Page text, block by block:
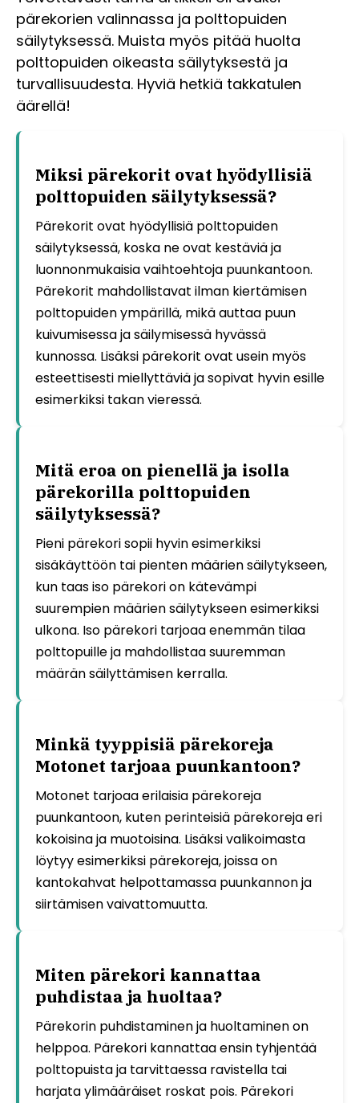
pärekorien valinnassa ja polttopuiden
säilytyksessä. Muista myös pitää huolta
polttopuiden oikeasta säilytyksestä ja
turvallisuudesta. Hyviä hetkiä takkatulen
äärellä!
Miksi pärekorit ovat hyödyllisiä
polttopuiden säilytyksessä?
Pärekorit ovat hyödyllisiä polttopuiden
säilytyksessä, koska ne ovat kestäviä ja
luonnonmukaisia vaihtoehtoja puunkantoon.
Pärekorit mahdollistavat ilman kiertämisen
polttopuiden ympärillä, mikä auttaa puun
kuivumisessa ja säilymisessä hyvässä
kunnossa. Lisäksi pärekorit ovat usein myös
esteettisesti miellyttäviä ja sopivat hyvin esille
esimerkiksi takan vieressä.
Mitä eroa on pienellä ja isolla
pärekorilla polttopuiden
säilytyksessä?
Pieni pärekori sopii hyvin esimerkiksi
sisäkäyttöön tai pienten määrien säilytykseen,
kun taas iso pärekori on kätevämpi
suurempien määrien säilytykseen esimerkiksi
ulkona. Iso pärekori tarjoaa enemmän tilaa
polttopuille ja mahdollistaa suuremman
määrän säilyttämisen kerralla.
Minkä tyyppisiä pärekoreja
Motonet tarjoaa puunkantoon?
Motonet tarjoaa erilaisia pärekoreja
puunkantoon, kuten perinteisiä pärekoreja eri
kokoisina ja muotoisina. Lisäksi valikoimasta
löytyy esimerkiksi pärekoreja, joissa on
kantokahvat helpottamassa puunkannon ja
siirtämisen vaivattomuutta.
Miten pärekori kannattaa
puhdistaa ja huoltaa?
Pärekorin puhdistaminen ja huoltaminen on
helppoa. Pärekori kannattaa ensin tyhjentää
polttopuista ja tarvittaessa ravistella tai
harjata ylimääräiset roskat pois. Pärekori